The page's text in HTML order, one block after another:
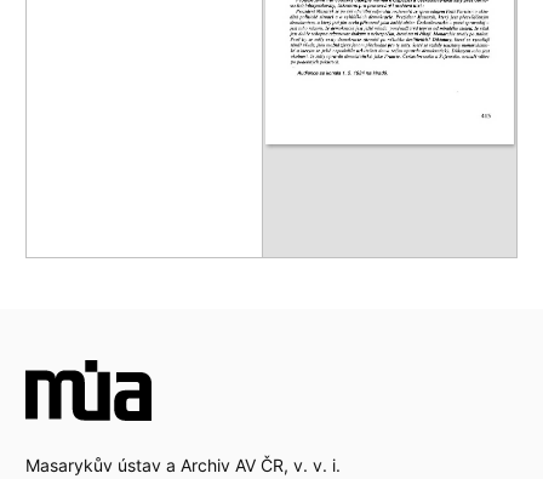
Masarykův ústav a Archiv AV ČR, v. v. i.